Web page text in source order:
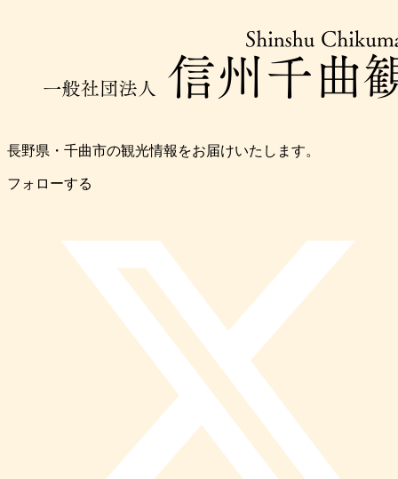
長野県・千曲市の観光情報をお届けいたします。
フォローする